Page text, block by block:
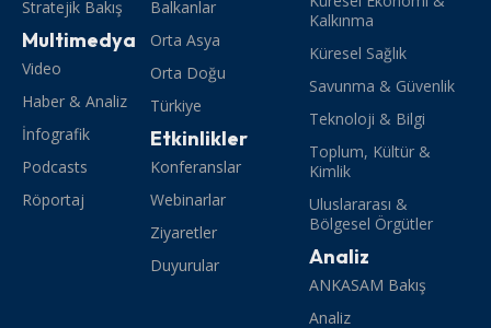
Stratejik Bakış
Multimedya
Video
Haber & Analiz
İnfografik
Podcasts
Röportaj
Balkanlar
Orta Asya
Orta Doğu
Türkiye
Etkinlikler
Konferanslar
Webinarlar
Ziyaretler
Duyurular
Kalkınma
Küresel Sağlık
Savunma & Güvenlik
Teknoloji & Bilgi
Toplum, Kültür &
Kimlik
Uluslararası &
Bölgesel Örgütler
Analiz
ANKASAM Bakış
Analiz